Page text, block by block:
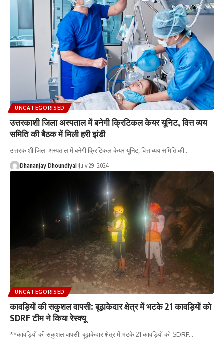
UNCATEGORISED
उत्तरकाशी जिला अस्पताल में बनेगी क्रिटिकल केयर यूनिट, वित्त व्यय
समिति की बैठक में मिली हरी झंडी
उत्तरकाशी जिला अस्पताल में बनेगी क्रिटिकल केयर यूनिट, वित्त व्यय समिति की…
Dhananjay Dhoundiyal July 29, 2024
UNCATEGORISED
कावड़ियों की सकुशल वापसी: बूढ़ाकेदार क्षेत्र में भटके 21 कावड़ियों को
SDRF टीम ने किया रेस्क्यू
**कावड़ियों की सकुशल वापसी: बूढ़ाकेदार क्षेत्र में भटके 21 कावड़ियों को SDRF…